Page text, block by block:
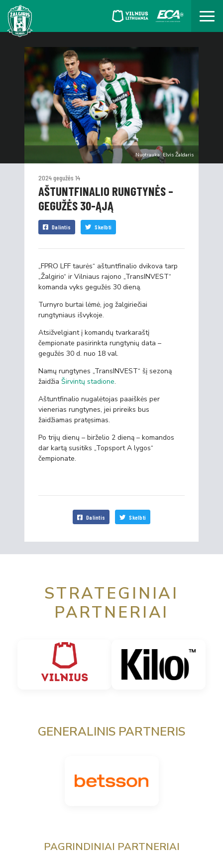
Nuotrauka: Elvis Žaldaris
2024 gegužės 14
AŠTUNTFINALIO RUNGTYNĖS –
GEGUŽĖS 30-ĄJĄ
Dalintis Skelbti
„FPRO LFF taurės“ aštuntfinalio dvikova tarp
„Žalgirio“ ir Vilniaus rajono „TransINVEST“
komanda vyks gegužės 30 dieną.
Turnyro burtai lėmė, jog žalgiriečiai
rungtyniaus išvykoje.
Atsižvelgiant į komandų tvarkaraštį
čempionate pasirinkta rungtynių data –
gegužės 30 d. nuo 18 val.
Namų rungtynes „TransINVEST“ šį sezoną
žaidžia Širvintų stadione.
Aštuntfinalio nugalėtojas paaiškės per
vienerias rungtynes, jei prireiks bus
žaidžiamas pratęsimas.
Po trijų dienų – birželio 2 dieną – komandos
dar kartą susitiks „Topsport A lygos“
čempionate.
Dalintis Skelbti
STRATEGINIAI
PARTNERIAI
GENERALINIS PARTNERIS
PAGRINDINIAI PARTNERIAI